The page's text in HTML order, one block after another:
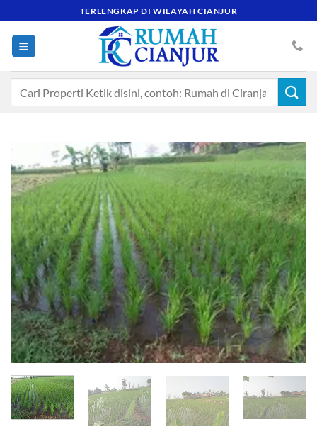
to
content
TERLENGKAP DI WILAYAH CIANJUR